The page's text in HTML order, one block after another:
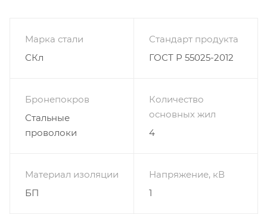
Марка стали
СКл
Стандарт продукта
ГОСТ Р 55025-2012
Бронепокров
Стальные
проволоки
Количество
основных жил
4
Материал изоляции
БП
Напряжение, кВ
1